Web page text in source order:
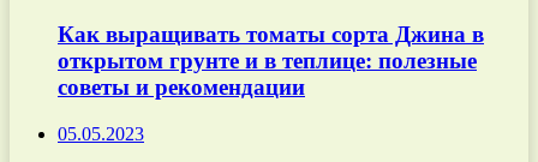
Как выращивать томаты сорта Джина в
открытом грунте и в теплице: полезные
советы и рекомендации
05.05.2023